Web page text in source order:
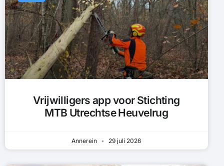
Vrijwilligers app voor Stichting
MTB Utrechtse Heuvelrug
Annerein 29 juli 2026